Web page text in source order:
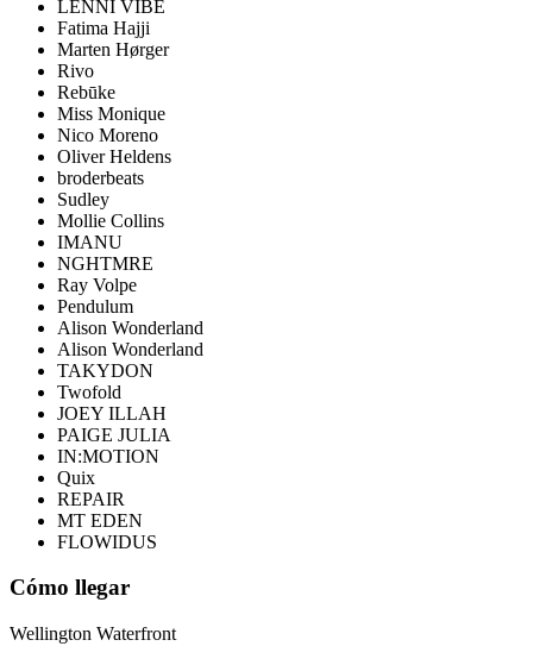
LENNI VIBE
Fatima Hajji
Marten Hørger
Rivo
Rebūke
Miss Monique
Nico Moreno
Oliver Heldens
broderbeats
Sudley
Mollie Collins
IMANU
NGHTMRE
Ray Volpe
Pendulum
Alison Wonderland
Alison Wonderland
TAKYDON
Twofold
JOEY ILLAH
PAIGE JULIA
IN:MOTION
Quix
REPAIR
MT EDEN
FLOWIDUS
Cómo llegar
Wellington Waterfront